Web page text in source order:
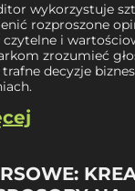
wykorzystuje
rozproszone
i
zrozumieć
decyzje